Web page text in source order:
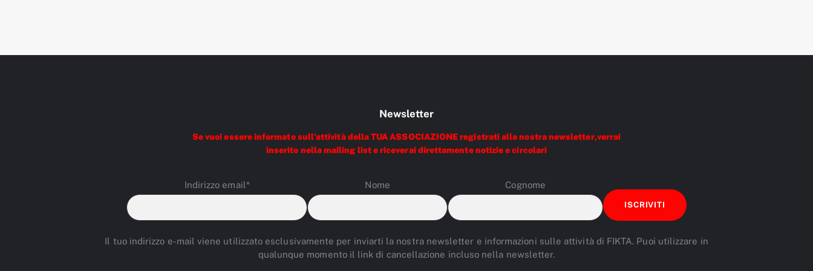
Newsletter
Se vuoi essere informato sull’attività della TUA ASSOCIAZIONE registrati alla nostra newsletter,verrai
inserito nella mailing list e riceverai direttamente notizie e circolari
Indirizzo email* Nome Cognome
Il tuo indirizzo e-mail viene utilizzato esclusivamente per inviarti la nostra newsletter e informazioni sulle attività di FIKTA. Puoi utilizzare in
qualunque momento il link di cancellazione incluso nella newsletter.